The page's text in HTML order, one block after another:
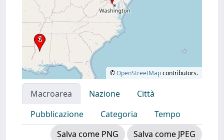
©OpenStreetMapcontributors.
Macroarea Nazione
Città
Pubblicazione
Categoria
Tempo
Salva come PNG
Salva come JPEG